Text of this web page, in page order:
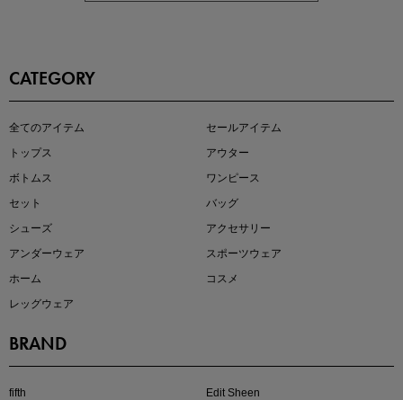
即戦力アイテム続々対象
CATEGORY
全てのアイテム
セールアイテム
トップス
アウター
ボトムス
ワンピース
セット
バッグ
シューズ
アクセサリー
アンダーウェア
スポーツウェア
ホーム
コスメ
レッグウェア
BRAND
fifth
Edit Sheen